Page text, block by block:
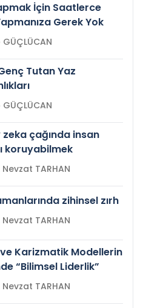
İçin Saatlerce
Gerek Yok
Zeynep GÜÇLÜCAN
Tutan Yaz
Zeynep GÜÇLÜCAN
çağında insan
koruyabilmek
Prof.Dr. Nevzat TARHAN
zihinsel zırh
Prof.Dr. Nevzat TARHAN
Karizmatik Modellerin
“Bilimsel Liderlik”
Prof.Dr. Nevzat TARHAN